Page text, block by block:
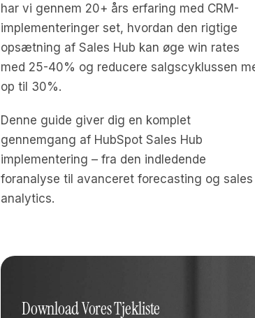
har vi gennem 20+ års erfaring med CRM-
implementeringer set, hvordan den rigtige
opsætning af Sales Hub kan øge win rates
med 25-40% og reducere salgscyklussen
op til 30%.
Denne guide giver dig en komplet
gennemgang af HubSpot Sales Hub
implementering – fra den indledende
foranalyse til avanceret forecasting og sales
analytics.
Download Vores Tjekliste